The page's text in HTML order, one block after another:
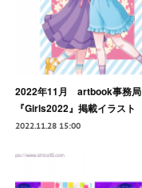
2022年11月 artbook事務局
『Girls2022』掲載イラスト
2022.11.28 15:00